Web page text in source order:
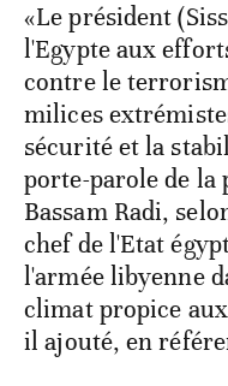
«Le président
l'Egypte aux
contre le
milices
sécurité et la
porte-parole de la
Bassam Radi,
chef de l'Etat
l'armée libyenne
climat propice
il ajouté, en